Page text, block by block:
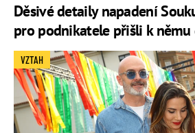
Děsivé detaily napadení
pro podnikatele přišli k němu
VZTAH